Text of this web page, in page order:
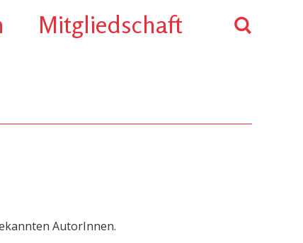
Mitgliedschaft
AutorInnen.